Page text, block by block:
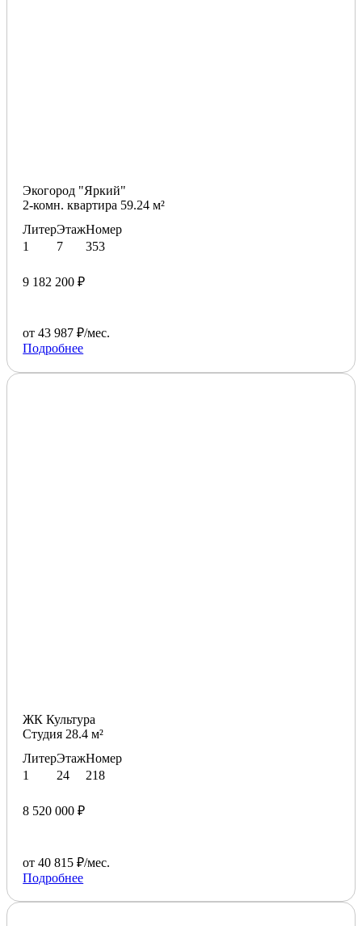
Экогород "Яркий"
2-комн. квартира 59.24 м²
Литер
1
Этаж
7
Номер
353
9 182 200 ₽
от 43 987 ₽/мес.
Подробнее
ЖК Культура
Студия 28.4 м²
Литер
1
Этаж
24
Номер
218
8 520 000 ₽
от 40 815 ₽/мес.
Подробнее